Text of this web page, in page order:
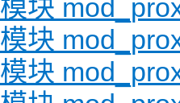
块
块
块